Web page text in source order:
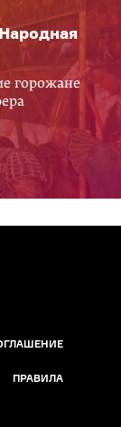
горожане
ПРАВИЛА